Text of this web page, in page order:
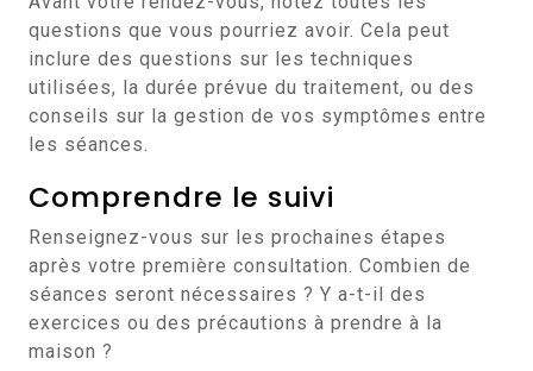
questions que vous pourriez avoir. Cela peut
inclure des questions sur les techniques
utilisées, la durée prévue du traitement, ou des
conseils sur la gestion de vos symptômes entre
les séances.
Comprendre le suivi
Renseignez-vous sur les prochaines étapes
après votre première consultation. Combien de
séances seront nécessaires ? Y a-t-il des
exercices ou des précautions à prendre à la
maison ?